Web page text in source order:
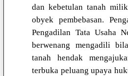
dan kebetulan tanah
obyek pembebasan.
Pengadilan Tata Usaha
berwenang mengadili
tanah hendak
terbuka peluang upaya